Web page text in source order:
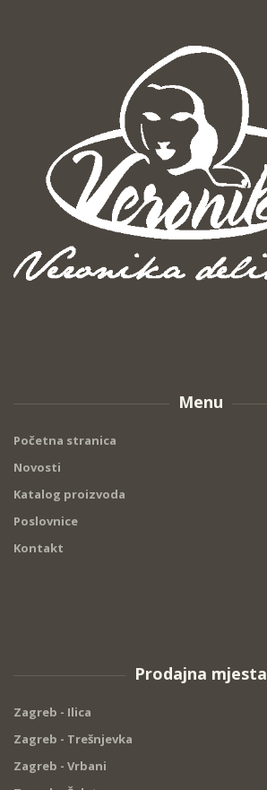
Menu
Početna stranica
Novosti
Katalog proizvoda
Poslovnice
Kontakt
Prodajna mjesta
Zagreb - Ilica
Zagreb - Trešnjevka
Zagreb - Vrbani